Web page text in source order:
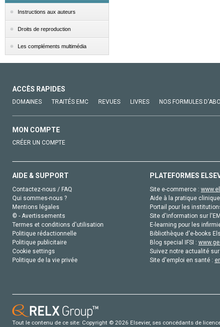
Instructions aux auteurs
Droits de reproduction
Les compléments multimédia
ACCÈS RAPIDES
DOMAINES TRAITÉS EMC REVUES LIVRES NOS FORMULES
MON COMPTE
CRÉER UN COMPTE
AIDE & SUPPORT
Contactez-nous / FAQ
Qui sommes-nous ?
Mentions légales
© - Avertissements
Termes et conditions d'utilisation
Politique rédactionnelle
Politique publicitaire
Cookie settings
Politique de la vie privée
PLATEFORMES
Site e-commerce :
Aide à la pratique
Portail pour les
Site d'information sur
E-learning pour les
Bibliothèque d'e-books
Blog special IFSI :
Suivez notre actualité
Site d'emploi en santé :
Tout le contenu de ce site: Copyright © 2026 Elsevier, ses concédants de